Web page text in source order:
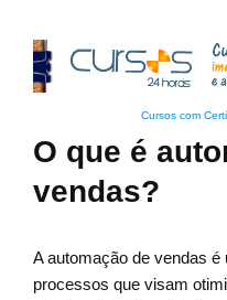
Cursos com
O que é
vendas?
A automação de vendas
processos que visam